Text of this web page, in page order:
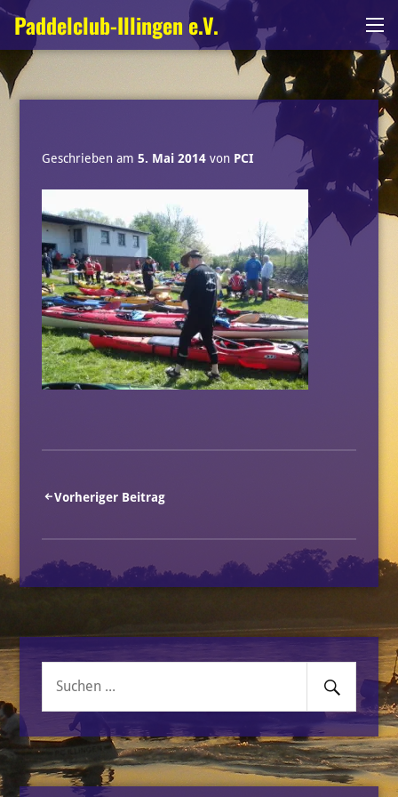
Zum
Inhalt
springen
Paddelclub-Illingen e.V.
Geschrieben am 5. Mai 2014von PCI
Beitragsnavigation
Vorheriger Beitrag
Suche
Senden